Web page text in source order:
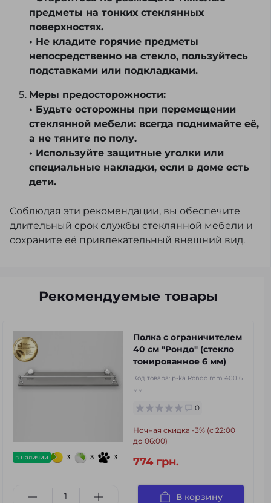
предметы на тонких стеклянных
поверхностях.
• Не кладите горячие предметы
непосредственно на стекло, пользуйтесь
подставками или подкладками.
Меры предосторожности:
• Будьте осторожны при перемещении
стеклянной мебели: всегда поднимайте её,
а не тяните по полу.
• Используйте защитные уголки или
специальные накладки, если в доме есть
дети.
Соблюдая эти рекомендации, вы обеспечите
длительный срок службы стеклянной мебели и
сохраните её привлекательный внешний вид.
Рекомендуемые товары
в наличии 3 3 3
Полка с ограничителем
40 см "Рондо" (стекло
тонированное 6 мм)
Код товара: p-ka Rondo mm 400 6
мм
0
Ночная скидка -3% (с 22:00
до 06:00)
774 грн.
В корзину